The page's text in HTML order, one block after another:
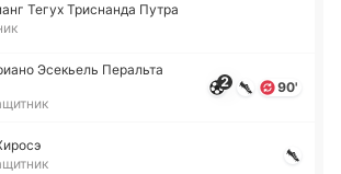
Тегух Три­сна­нда Путра
Эсе­кьель Пе­ра­льта
2 90'